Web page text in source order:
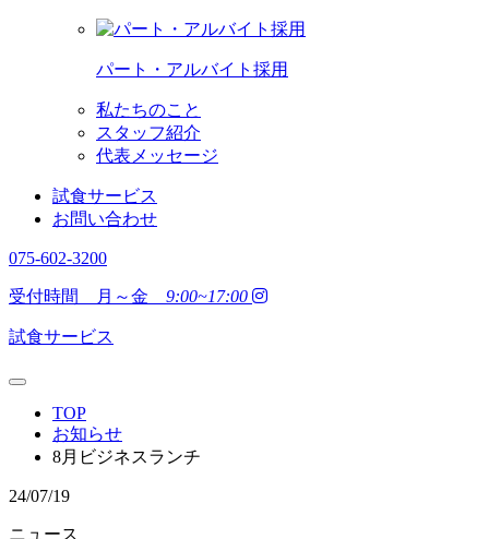
パート・アルバイト採用
私たちのこと
スタッフ紹介
代表メッセージ
試食サービス
お問い合わせ
075-602-3200
受付時間 月～金 9:00~17:00
試食サービス
TOP
お知らせ
8月ビジネスランチ
24/07/19
ニュース